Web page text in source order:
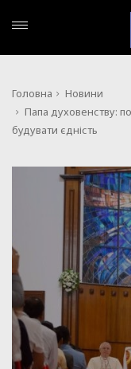
Головна
Новини
Папа духовенству:
будувати єдність